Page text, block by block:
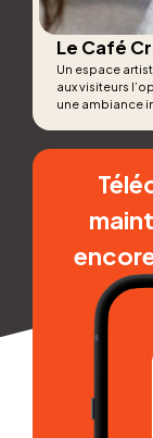
Le Café
Un espace
aux visiteurs
une ambiance